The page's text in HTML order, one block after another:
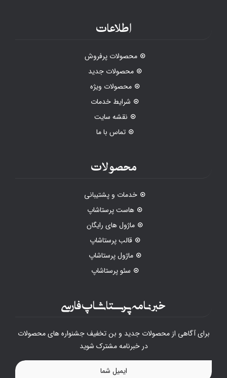
اطلاعات
محصولات پرفروش
محصولات جدید
محصولات ویژه
شرایط خدمات
نقشه سایت
تماس با ما
محصولات
خدمات و پشتیبانی
هاست پرستاشاپ
ماژول های رایگان
قالب پرستاشاپ
ماژول پرستاشاپ
سئو پرستاشاپ
خبرنامه پرستاشاپ فارسی
برای آگاهی از محصولات جدید و بن تخفیف جشنواره های محصولات
در خبرنامه مشترک شوید